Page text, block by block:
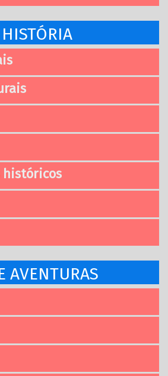
históricos
AVENTURAS